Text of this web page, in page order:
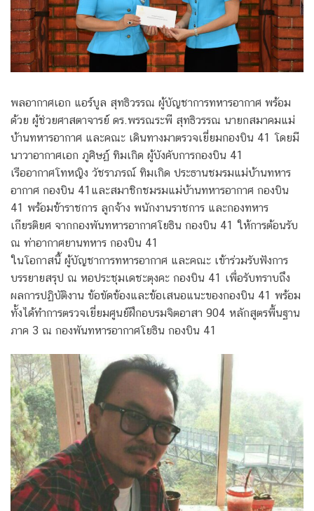
พลอากาศเอก แอร์บูล สุทธิวรรณ ผู้บัญชาการทหารอากาศ พร้อม
ด้วย ผู้ช่วยศาสตาจารย์ ดร.พรรณระพี สุทธิวรรณ นายกสมาคมแม่
บ้านทหารอากาศ และคณะ เดินทางมาตรวจเยี่ยมกองบิน 41 โดยมี
นาวาอากาศเอก ภูศิษฏ์ ทิมเกิด ผู้บังคับการกองบิน 41
เรืออากาศโทหญิง วัชราภรณ์ ทิมเกิด ประธานชมรมแม่บ้านทหาร
อากาศ กองบิน 41และสมาชิกชมรมแม่บ้านทหารอากาศ กองบิน
41 พร้อมข้าราชการ ลูกจ้าง พนักงานราชการ และกองทหาร
เกียรติยศ จากกองพันทหารอากาศโยธิน กองบิน 41 ให้การต้อนรับ
ณ ท่าอากาศยานทหาร กองบิน 41
ในโอกาสนี้ ผู้บัญชาการทหารอากาศ และคณะ เข้าร่วมรับฟังการ
บรรยายสรุป ณ หอประชุมเดชะตุงคะ กองบิน 41 เพื่อรับทราบถึง
ผลการปฏิบัติงาน ข้อขัดข้องและข้อเสนอแนะของกองบิน 41 พร้อม
ทั้งได้ทำการตรวจเยี่ยมศูนย์ฝึกอบรมจิตอาสา 904 หลักสูตรพื้นฐาน
ภาค 3 ณ กองพันทหารอากาศโยธิน กองบิน 41